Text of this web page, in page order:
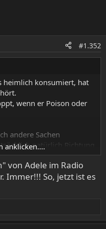
#1.352
heimlich konsumiert, hat
wenn er Poison oder
andere Sachen
natürlich Richtung
Wave/Gothic usw.
und es auch immer
Für mich ist das nix, da,
Cats.
anklicken....
von Adele im Radio
Immer!!! So, jetzt ist es